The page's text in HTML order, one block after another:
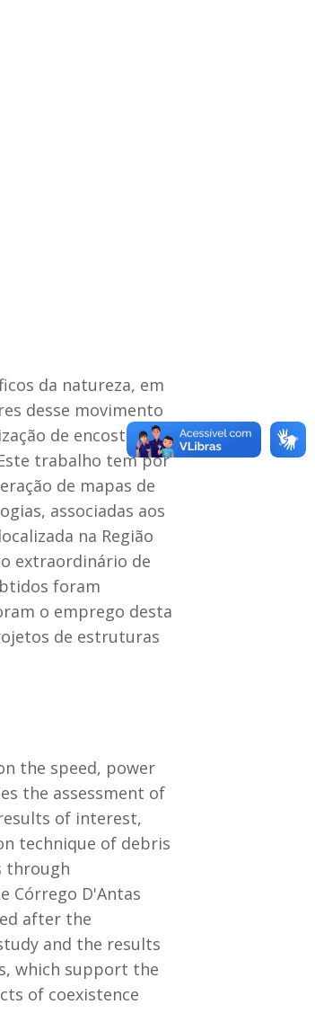
da natureza, em
desse movimento
de encostas,
trabalho tem por
de mapas de
associadas aos
na Região
extraordinário de
foram
o emprego desta
de estruturas
the speed, power
the assessment of
of interest,
technique of debris
through
Córrego D'Antas
after the
and the results
which support the
of coexistence